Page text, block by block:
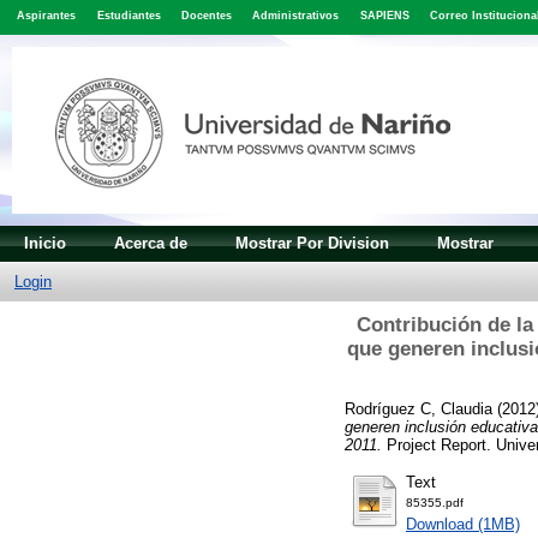
Aspirantes Estudiantes Docentes Administrativos SAPIENS Correo
Inicio Acerca de Mostrar Por Division Mostrar
Login
Contribución de
que generen
Rodríguez C, Claudia
generen inclusión
2011. Project Report.
Text
85355.pdf
Download (1MB)